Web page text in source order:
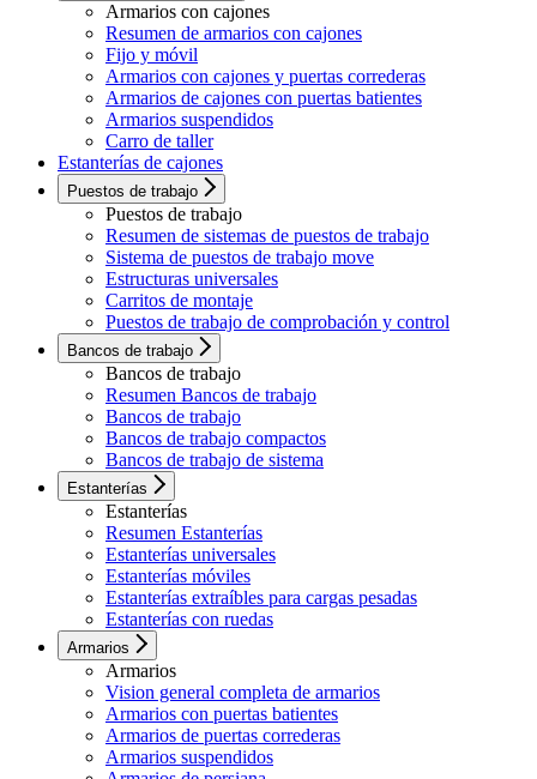
Armarios con cajones
Resumen de armarios con cajones
Fijo y móvil
Armarios con cajones y puertas correderas
Armarios de cajones con puertas batientes
Armarios suspendidos
Carro de taller
Estanterías de cajones
Puestos de trabajo
Puestos de trabajo
Resumen de sistemas de puestos de trabajo
Sistema de puestos de trabajo move
Estructuras universales
Carritos de montaje
Puestos de trabajo de comprobación y control
Bancos de trabajo
Bancos de trabajo
Resumen Bancos de trabajo
Bancos de trabajo
Bancos de trabajo compactos
Bancos de trabajo de sistema
Estanterías
Estanterías
Resumen Estanterías
Estanterías universales
Estanterías móviles
Estanterías extraíbles para cargas pesadas
Estanterías con ruedas
Armarios
Armarios
Vision general completa de armarios
Armarios con puertas batientes
Armarios de puertas correderas
Armarios suspendidos